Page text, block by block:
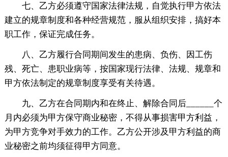
七、乙方必须遵守国家法律法规，自觉执行甲方依法
建立的规章制度和各种经营规范，服从组织安排，搞好本
职工作，保证完成任务。
八、乙方履行合同期间发生的患病、负伤、因工伤
残、死亡、患职业病等，按国家现行法律、法规、规章和
甲方依法制定的规章制度享受有关待遇。
九、乙方在合同期内和在终止、解除合同后______个
月内必须为甲方保守商业秘密，不得从事损害甲方利益，
为甲方竞争对手效力的工作。乙方公开涉及甲方利益的商
业秘密之前均须征得甲方同意。